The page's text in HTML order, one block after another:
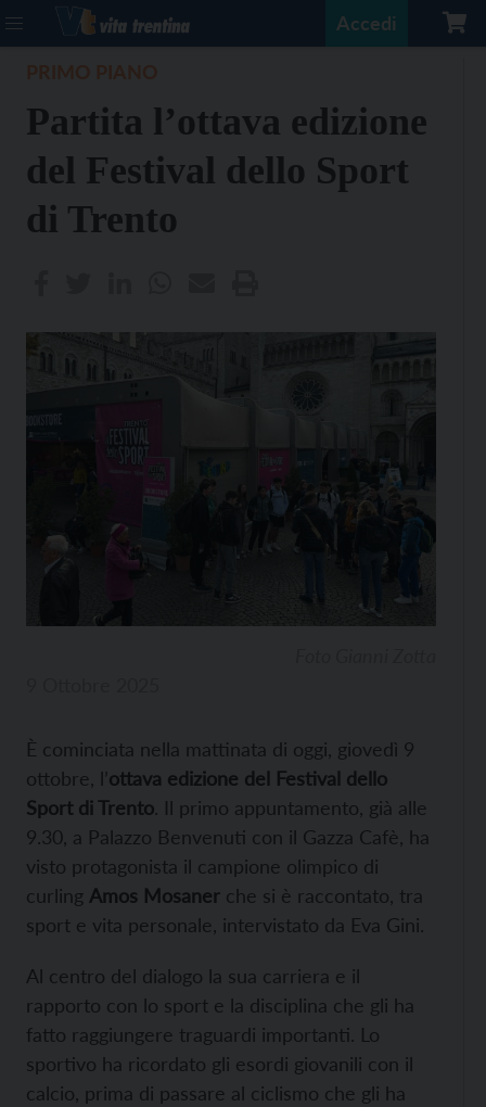
Accedi
Partita l’ottava edizione
del Festival dello Sport
di Trento
È cominciata nella mattinata di oggi, giovedì 9
ottobre, l’ottava edizione del Festival dello
Sport di Trento. Il primo appuntamento, già alle
9.30, a Palazzo Benvenuti con il Gazza Cafè, ha
visto protagonista il campione olimpico di
curling Amos Mosaner che si è raccontato, tra
sport e vita personale, intervistato da Eva Gini.
Al centro del dialogo la sua carriera e il
rapporto con lo sport e la disciplina che gli ha
fatto raggiungere traguardi importanti. Lo
sportivo ha ricordato gli esordi giovanili con il
calcio, prima di passare al ciclismo che gli ha